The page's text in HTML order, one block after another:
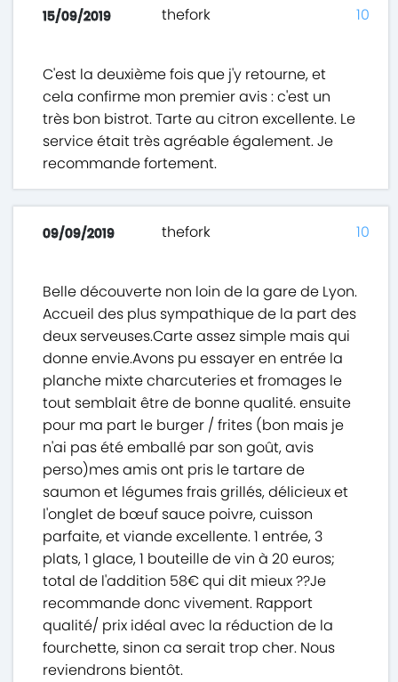
15/09/2019 thefork
C'est la deuxième fois que j'y retourne, et
cela confirme mon premier avis : c'est un
très bon bistrot. Tarte au citron excellente. Le
service était très agréable également. Je
recommande fortement.
10
09/09/2019 thefork
Belle découverte non loin de la gare de Lyon.
Accueil des plus sympathique de la part des
deux serveuses.Carte assez simple mais qui
donne envie.Avons pu essayer en entrée la
planche mixte charcuteries et fromages le
tout semblait être de bonne qualité. ensuite
pour ma part le burger / frites (bon mais je
n'ai pas été emballé par son goût, avis
perso)mes amis ont pris le tartare de
saumon et légumes frais grillés, délicieux et
l'onglet de bœuf sauce poivre, cuisson
parfaite, et viande excellente. 1 entrée, 3
plats, 1 glace, 1 bouteille de vin à 20 euros;
total de l'addition 58€ qui dit mieux ??Je
recommande donc vivement. Rapport
qualité/ prix idéal avec la réduction de la
fourchette, sinon ca serait trop cher. Nous
reviendrons bientôt.
10